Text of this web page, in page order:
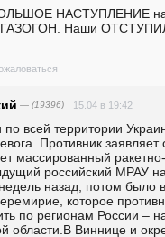
НАСТУПЛЕНИЕ
ГАЗОГОН. Наши
— (19396) 15.04 в 19:42
по всей территории
Противник заявляет
массированный
российский МРАУ
назад, потом было
которое
по регионам России –
области.В Виннице и